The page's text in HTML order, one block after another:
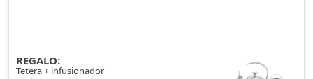
REGALO:
Tetera + infusionador